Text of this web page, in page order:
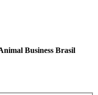
Business Brasil